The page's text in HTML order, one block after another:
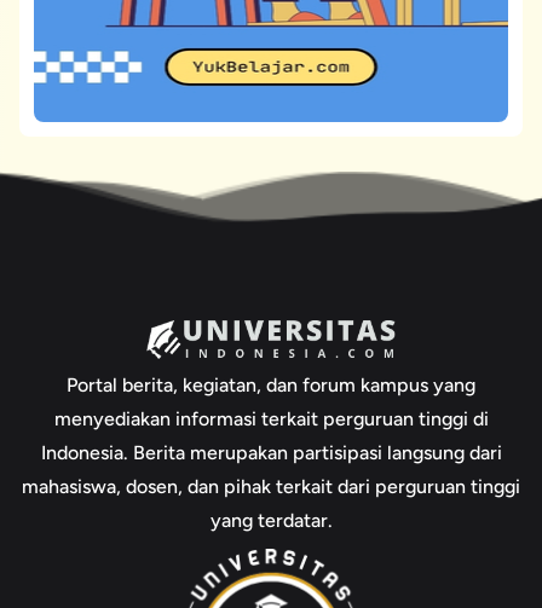
Portal berita, kegiatan, dan forum kampus yang
menyediakan informasi terkait perguruan tinggi di
Indonesia. Berita merupakan partisipasi langsung dari
mahasiswa, dosen, dan pihak terkait dari perguruan tinggi
yang terdatar.